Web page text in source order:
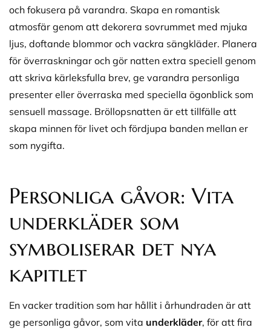
och fokusera på varandra. Skapa en romantisk
atmosfär genom att dekorera sovrummet med mjuka
ljus, doftande blommor och vackra sängkläder. Planera
för överraskningar och gör natten extra speciell genom
att skriva kärleksfulla brev, ge varandra personliga
presenter eller överraska med speciella ögonblick som
sensuell massage. Bröllopsnatten är ett tillfälle att
skapa minnen för livet och fördjupa banden mellan er
som nygifta.
Personliga gåvor: Vita
underkläder som
symboliserar det nya
kapitlet
En vacker tradition som har hållit i århundraden är att
ge personliga gåvor, som vita underkläder, för att fira